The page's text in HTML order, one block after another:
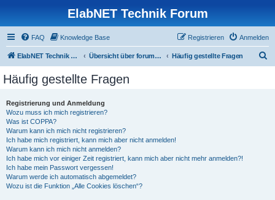
ElabNET Technik Forum
FAQ Knowledge Base Anmelden
Registrieren
ElabNET Technik Forum Übersicht über forum.timberwolf.io Häufig gestellte Fragen
Häufig gestellte Fragen
Registrierung und Anmeldung
Wozu muss ich mich registrieren?
Was ist COPPA?
Warum kann ich mich nicht registrieren?
Ich habe mich registriert, kann mich aber nicht anmelden!
Warum kann ich mich nicht anmelden?
Ich habe mich vor einiger Zeit registriert, kann mich aber nicht mehr anmelden?!
Ich habe mein Passwort vergessen!
Warum werde ich automatisch abgemeldet?
Wozu ist die Funktion „Alle Cookies löschen“?